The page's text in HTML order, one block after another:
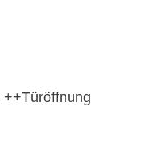
++Türöffnung